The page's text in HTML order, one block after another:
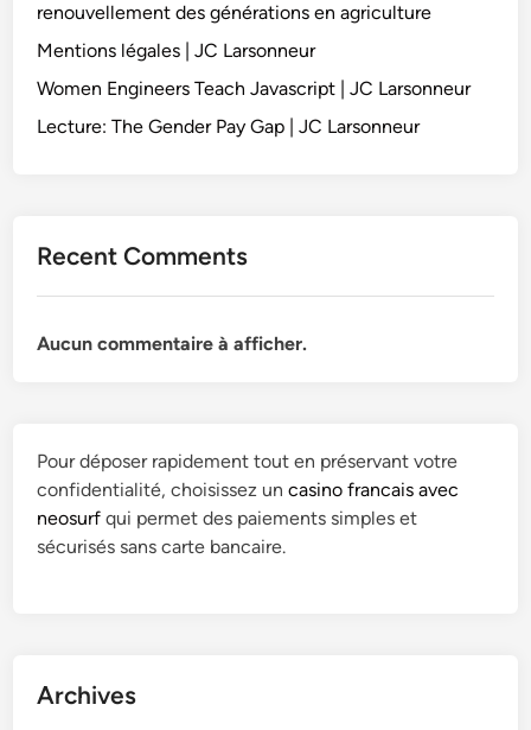
renouvellement des générations en agriculture
Mentions légales | JC Larsonneur
Women Engineers Teach Javascript | JC Larsonneur
Lecture: The Gender Pay Gap | JC Larsonneur
Recent Comments
Aucun commentaire à afficher.
Pour déposer rapidement tout en préservant votre
confidentialité, choisissez uncasino francais avec
neosurf qui permet des paiements simples et
sécurisés sans carte bancaire.
Archives